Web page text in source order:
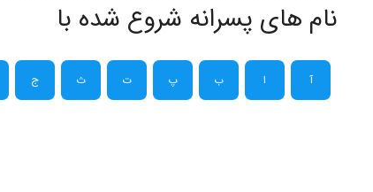
نام های پسرانه شروع شده با
آ ا ب پ ت ث ج